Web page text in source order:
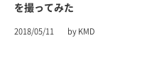
を撮ってみた
2018/05/11 by KMD